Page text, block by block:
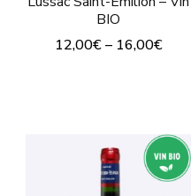
du
produit
BIO
12,00€– 16,00€
plusieurs
variations.